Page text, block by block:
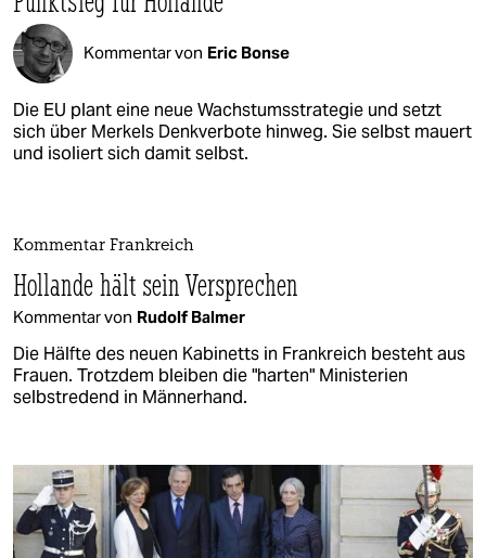
Kommentar von Eric Bonse
Die EU plant eine neue Wachstumsstrategie und setzt
sich über Merkels Denkverbote hinweg. Sie selbst mauert
und isoliert sich damit selbst.
Kommentar Frankreich
Hollande hält sein Versprechen
Kommentar von Rudolf Balmer
Die Hälfte des neuen Kabinetts in Frankreich besteht aus
Frauen. Trotzdem bleiben die "harten" Ministerien
selbstredend in Männerhand.